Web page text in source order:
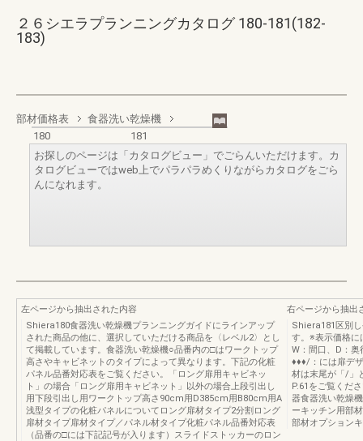
２６シエラプランニングカタログ 180-181(182-
183)
部材価格表
食器洗い乾燥機
180
181
お探しのページは「カタログビュー」でごらんいただけます。カ
タログビューではweb上でパラパラめくりながらカタログをごら
んになれます。
左ページから抽出された内容
Shiera180食器洗い乾燥機プランニングガイドにラインアップ
された商品の他に、選択していただける商品を〈レベル2〉とし
て掲載しています。食器洗い乾燥機○品番内の□はワークトップ
高さやキャビネットのタイプによって異なります。下記の化粧
パネル品番対応表をご覧ください。「ロング扉用キャビネッ
ト」の場合「ロング扉用キャビネット」以外の場合上段引出し
用下段引出し用ワークトップ高さ90cm用D385cm用B80cm用A
浅型タイプの化粧パネルについてロング扉材タイプ2分割ロング
扉材タイプ扉材タイプ／パネル材タイプ化粧パネル品番対応表
（品番の□には下記記号が入ります）スライドストッカーのロン
右ページから抽出
Shiera181区別
す。※表示価格
W：間口、D：
♦♦♦/：には扉デ
材は末尾が「/」
P.61をご覧くだ
器食器洗い乾燥
ーキッチン用部
部材オプション